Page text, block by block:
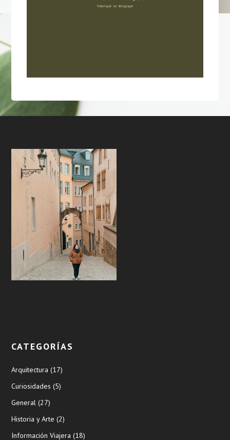
CATEGORÍAS
Arquitectura (17)
Curiosidades (5)
General (27)
Historia y Arte (2)
Información Viajera (18)